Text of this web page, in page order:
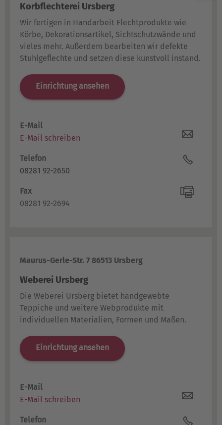
Korbflechterei Ursberg
Wir fertigen in Handarbeit Flechtprodukte wie
Körbe, Dekorationsartikel, Sichtschutzwände und
vieles mehr. Außerdem bearbeiten wir defekte
Stuhlgeflechte und setzen diese kunstvoll instand.
Einrichtung ansehen
E-Mail
E-Mail schreiben
Telefon
08281 92-2650
Fax
08281 92-2694
Maurus-Gerle-Str. 7 86513 Ursberg
Weberei Ursberg
Die Weberei Ursberg bietet handgewebte
Teppiche und weitere Webprodukte mit
individuellen Materialien, Formen und Maßen.
Einrichtung ansehen
E-Mail
E-Mail schreiben
Telefon